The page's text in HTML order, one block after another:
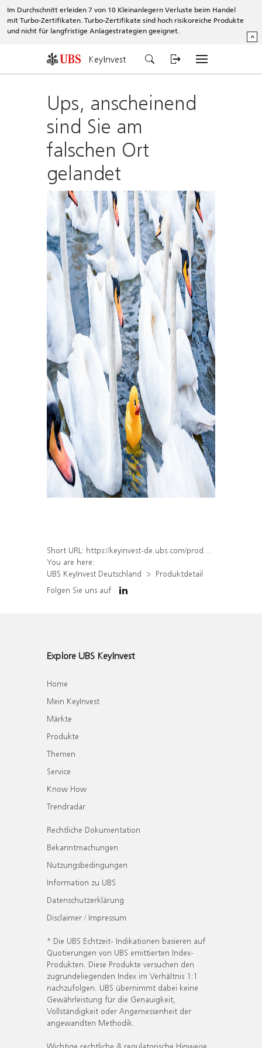
Im Durchschnitt erleiden 7 von 10 Kleinanlegern Verluste beim Handel
mit Turbo-Zertifikaten. Turbo-Zertifikate sind hoch risikoreiche Produkte
und nicht für langfristige Anlagestrategien geeignet.
^
KeyInvest
Ups, anscheinend
sind Sie am
falschen Ort
gelandet
Short URL: https://keyinvest-de.ubs.com/produkt/detail/index/isin/DE000WA60D22
You are here:
UBS KeyInvest Deutschland
Produktdetail
Folgen Sie uns auf
Explore UBS KeyInvest
Home
Mein KeyInvest
Märkte
Produkte
Themen
Service
Know How
Trendradar
Rechtliche Dokumentation
Bekanntmachungen
Nutzungsbedingungen
Information zu UBS
Datenschutzerklärung
Disclaimer / Impressum
* Die UBS Echtzeit- Indikationen basieren auf
Quotierungen von UBS emittierten Index-
Produkten. Diese Produkte versuchen den
zugrundeliegenden Index im Verhältnis 1:1
nachzufolgen. UBS übernimmt dabei keine
Gewährleistung für die Genauigkeit,
Vollständigkeit oder Angemessenheit der
angewandten Methodik.